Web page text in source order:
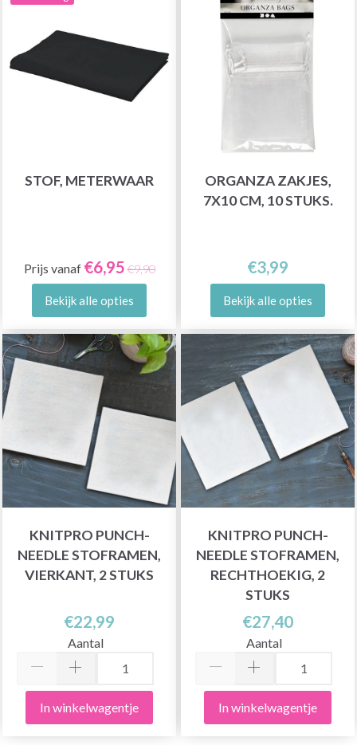
STOF, METERWAAR
Prijs vanaf €6,95 €9,90
Bekijk alle opties
ORGANZA ZAKJES,
7X10 CM, 10 STUKS.
€3,99
Bekijk alle opties
KNITPRO PUNCH-
NEEDLE STOFRAMEN,
VIERKANT, 2 STUKS
€22,99
Aantal
In winkelwagentje
KNITPRO PUNCH-
NEEDLE STOFRAMEN,
RECHTHOEKIG, 2
STUKS
€27,40
Aantal
In winkelwagentje